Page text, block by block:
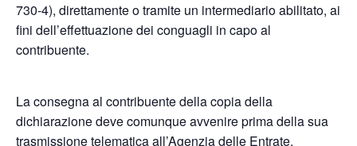
730-4), direttamente o tramite un intermediario abilitato, ai
fini dell’effettuazione dei conguagli in capo al
contribuente.
La consegna al contribuente della copia della
dichiarazione deve comunque avvenire prima della sua
trasmissione telematica all’Agenzia delle Entrate.